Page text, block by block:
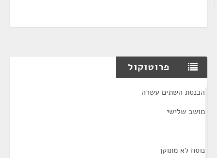
פרוטוקול
הכנסת השתים עשרה
מושב שלישי
נוסח לא מתוקן